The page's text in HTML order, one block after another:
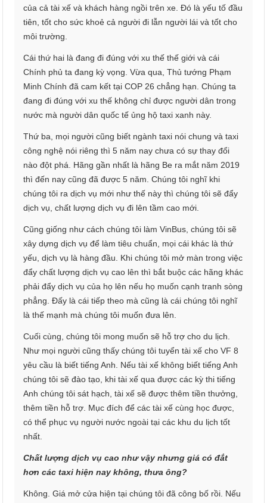
của cả tài xế và khách hàng ngồi trên xe. Đó là yếu tố đầu
tiên, tốt cho sức khoẻ cả người đi lẫn người lái và tốt cho
môi trường.
Cái thứ hai là đang đi đúng với xu thế thế giới và cái
Chính phủ ta đang kỳ vọng. Vừa qua, Thủ tướng Phạm
Minh Chính đã cam kết tại COP 26 chẳng hạn. Chúng ta
đang đi đúng với xu thế không chỉ được người dân trong
nước mà người dân quốc tế ủng hộ taxi xanh này.
Thứ ba, mọi người cũng biết ngành taxi nói chung và taxi
công nghệ nói riêng thì 5 năm nay chưa có sự thay đổi
nào đột phá. Hãng gần nhất là hãng Be ra mắt năm 2019
thì đến nay cũng đã được 5 năm. Chúng tôi nghĩ khi
chúng tôi ra dịch vụ mới như thế này thì chúng tôi sẽ đẩy
dịch vụ, chất lượng dịch vụ đi lên tầm cao mới.
Cũng giống như cách chúng tôi làm VinBus, chúng tôi sẽ
xây dựng dịch vụ để làm tiêu chuẩn, mọi cái khác là thứ
yếu, dịch vụ là hàng đầu. Khi chúng tôi mở màn trong việc
đẩy chất lượng dịch vụ cao lên thì bắt buộc các hãng khác
phải đẩy dịch vụ của họ lên nếu họ muốn cạnh tranh sòng
phẳng. Đấy là cái tiếp theo mà cũng là cái chúng tôi nghĩ
là thế mạnh mà chúng tôi muốn đưa lên.
Cuối cùng, chúng tôi mong muốn sẽ hỗ trợ cho du lịch.
Như mọi người cũng thấy chúng tôi tuyển tài xế cho VF 8
yêu cầu là biết tiếng Anh. Nếu tài xế không biết tiếng Anh
chúng tôi sẽ đào tạo, khi tài xế qua được các kỳ thi tiếng
Anh chúng tôi sát hạch, tài xế sẽ được thêm tiền thưởng,
thêm tiền hỗ trợ. Mục đích để các tài xế cùng học được,
có thể phục vụ người nước ngoài tại các khu du lịch tốt
nhất.
Chất lượng dịch vụ cao như vậy nhưng giá có đắt
hơn các taxi hiện nay không, thưa ông?
Không. Giá mở cửa hiện tại chúng tôi đã công bố rồi. Nếu